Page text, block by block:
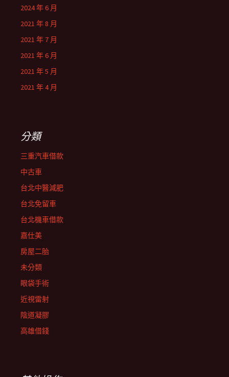
2024 年 6 月
2021 年 8 月
2021 年 7 月
2021 年 6 月
2021 年 5 月
2021 年 4 月
分類
三重汽車借款
中古車
台北中醫減肥
台北免留車
台北機車借款
嘉仕美
房屋二胎
未分類
眼袋手術
近視雷射
陰道凝膠
高雄借錢